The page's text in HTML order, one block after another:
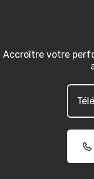
Accroître votre